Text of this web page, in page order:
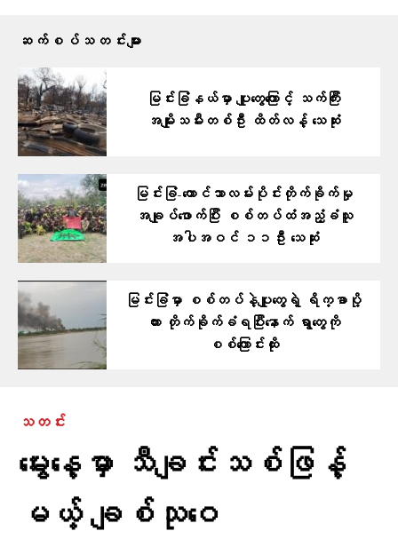
ဆက်စပ်သတင်းများ
မြင်းခြံနယ်မှာ ပျူတွေကြောင့် သက်ကြီး
အမျိုးသမီးတစ်ဦး ထိတ်လန့် သေဆုံး
မြင်းခြံ-တောင်သာလမ်းပိုင်းတိုက်ခိုက်မှု
အချုပ်ဖောက်ပြီး စစ်တပ်ထံအညံ့ခံသူ
အပါအဝင် ၁၁ဦး သေဆုံး
မြင်းခြံမှာ စစ်တပ်နဲ့ပျူတွေရဲ့ ရိက္ခာပို့
ကား တိုက်ခိုက်ခံရပြီးနောက် ရွာတွေကို
စစ်ကြောင်းထိုး
သတင်း
မွေးနေ့မှာ သီချင်းသစ်ဖြန့်
မယ့် ချစ်သုဝေ